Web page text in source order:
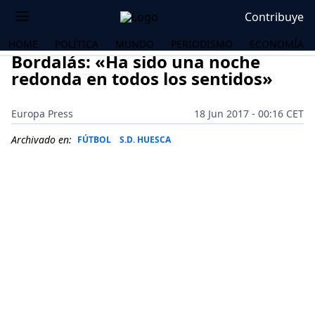
Contribuye
HOME POLÍTICA MUNDO PERIODISMO ECONOMÍA
Bordalás: «Ha sido una noche
redonda en todos los sentidos»
Europa Press
18 Jun 2017 - 00:16 CET
Archivado en: FÚTBOL S.D. HUESCA